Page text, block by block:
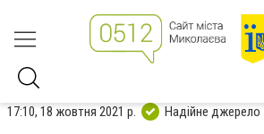
17:10, 18 жовтня 2021 р. Надійне джерело